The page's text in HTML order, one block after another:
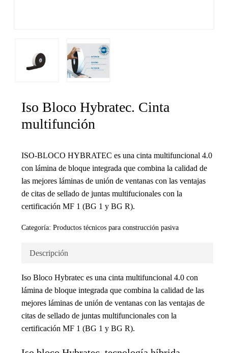
Iso Bloco Hybratec. Cinta
multifunción
ISO-BLOCO HYBRATEC es una cinta multifuncional 4.0
con lámina de bloque integrada que combina la calidad de
las mejores láminas de unión de ventanas con las ventajas
de citas de sellado de juntas multifucionales con la
certificación MF 1 (BG 1 y BG R).
Categoría: Productos técnicos para construcción pasiva
Descripción
Iso Bloco Hybratec es una cinta multifuncional 4.0 con
lámina de bloque integrada que combina la calidad de las
mejores láminas de unión de ventanas con las ventajas de
citas de sellado de juntas multifuncionales con la
certificación MF 1 (BG 1 y BG R).